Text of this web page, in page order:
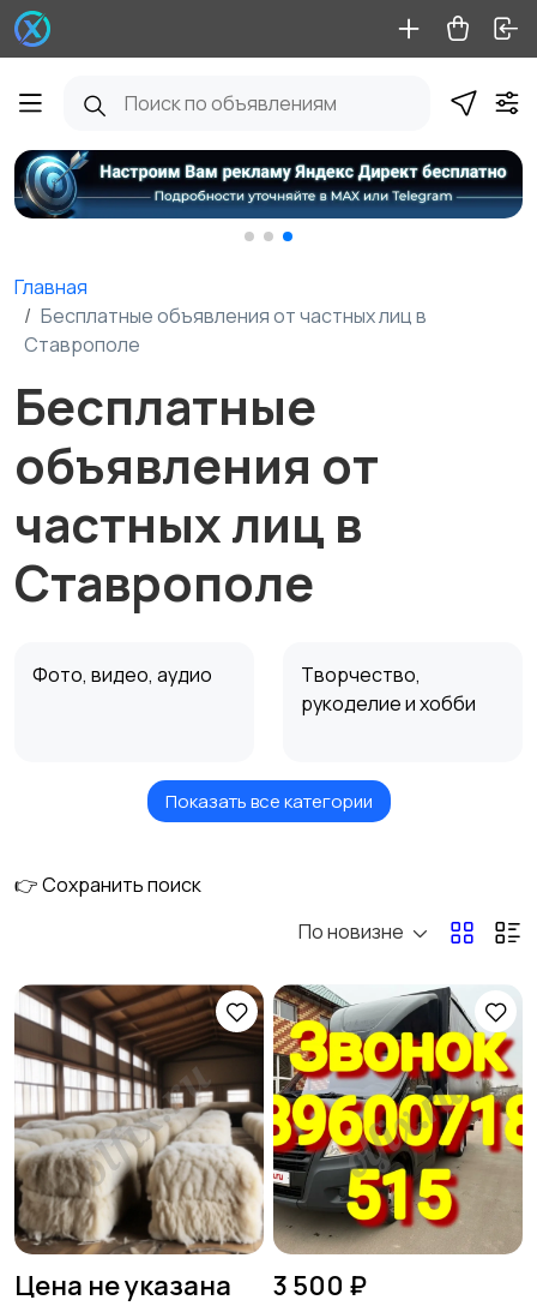
Главная
Бесплатные объявления от частных лиц в
Ставрополе
Бесплатные
объявления от
частных лиц в
Ставрополе
Фото, видео, аудио
Творчество,
рукоделие и хобби
Недвижимость
Ремонт и
техники
Услуги красоты Перевозки и курьеры
Хозяйство и уборка
Репетиторы и
обучение
Показать все категории
👉 Сохранить поиск
По новизне
Цена не указана 3 500 ₽